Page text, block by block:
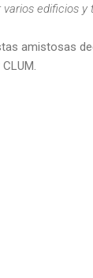
edificios y
amistosas